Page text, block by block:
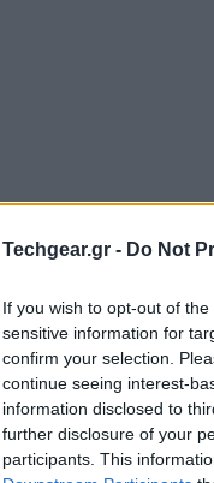
Techgear.gr - Do Not
If you wish to opt-out of
sensitive information for
confirm your selection.
continue seeing interest-
information disclosed to
further disclosure of your
participants. This